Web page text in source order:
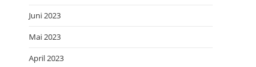
Juni 2023
Mai 2023
April 2023